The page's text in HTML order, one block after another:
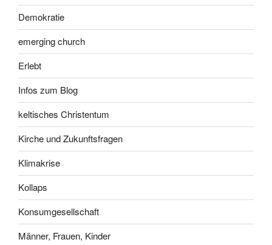
Demokratie
emerging church
Erlebt
Infos zum Blog
keltisches Christentum
Kirche und Zukunftsfragen
Klimakrise
Kollaps
Konsumgesellschaft
Männer, Frauen, Kinder